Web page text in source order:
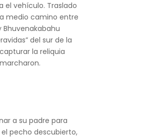
el vehículo. Traslado
medio camino entre
Bhuvenakabahu
del sur de la
la reliquia
a su padre para
pecho descubierto,